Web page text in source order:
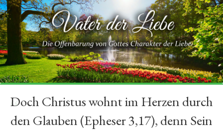
“
Doch Christus wohnt im Herzen durch
den Glauben (Epheser 3,17), denn Sein